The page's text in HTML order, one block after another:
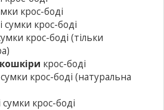
крос-боді
сумки крос-боді
крос-боді (тільки
крос-боді
крос-боді (натуральна
сумки крос-боді